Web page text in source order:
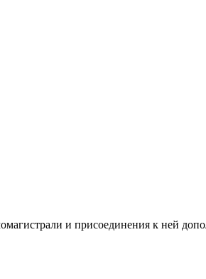
и присоединения к ней